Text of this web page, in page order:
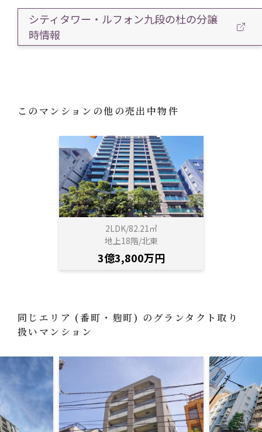
シティタワー・ルフォン九段の杜の分譲
時情報
このマンションの他の売出中物件
2LDK/82.21㎡
地上18階/北東
3億3,800万円
同じエリア (番町・麹町) のグランタクト取り
扱いマンション